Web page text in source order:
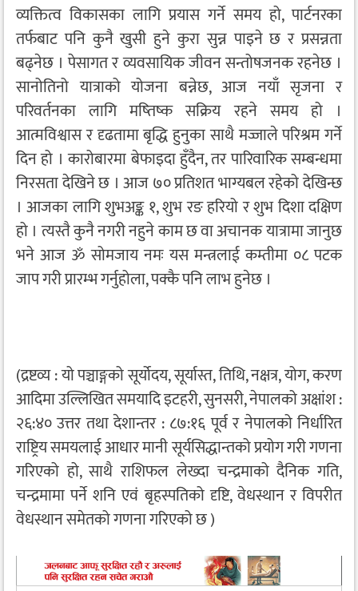
व्यक्तित्व विकासका लागि प्रयास गर्ने समय हो, पार्टनरका
तर्फबाट पनि कुनै खुसी हुने कुरा सुन्न पाइने छ र प्रसन्नता
बढ्नेछ । पेसागत र व्यवसायिक जीवन सन्तोषजनक रहनेछ ।
सानोतिनो यात्राको योजना बन्नेछ, आज नयाँ सृजना र
परिवर्तनका लागि मष्तिष्क सक्रिय रहने समय हो ।
आत्मविश्वास र दृढतामा बृद्धि हुनुका साथै मज्जाले परिश्रम गर्ने
दिन हो । कारोबारमा बेफाइदा हुँदैन, तर पारिवारिक सम्बन्धमा
निरसता देखिने छ । आज ७० प्रतिशत भाग्यबल रहेको देखिन्छ
। आजका लागि शुभअङ्क १, शुभ रङ हरियो र शुभ दिशा दक्षिण
हो । त्यस्तै कुनै नगरी नहुने काम छ वा अचानक यात्रामा जानुछ
भने आज ॐ सोमजाय नमः यस मन्त्रलाई कम्तीमा ०८ पटक
जाप गरी प्रारम्भ गर्नुहोला, पक्कै पनि लाभ हुनेछ ।
(द्रष्टव्य : यो पञ्चाङ्गको सूर्योदय, सूर्यास्त, तिथि, नक्षत्र, योग, करण
आदिमा उल्लिखित समयादि इटहरी, सुनसरी, नेपालको अक्षांश :
२६:४० उत्तर तथा देशान्तर : ८७:१६ पूर्व र नेपालको निर्धारित
राष्ट्रिय समयलाई आधार मानी सूर्यसिद्धान्तको प्रयोग गरी गणना
गरिएको हो, साथै राशिफल लेख्दा चन्द्रमाको दैनिक गति,
चन्द्रमामा पर्ने शनि एवं बृहस्पतिको दृष्टि, वेधस्थान र विपरीत
वेधस्थान समेतको गणना गरिएको छ )